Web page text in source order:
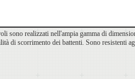
sono realizzati nell'ampia gamma di
di scorrimento dei battenti. Sono resistenti